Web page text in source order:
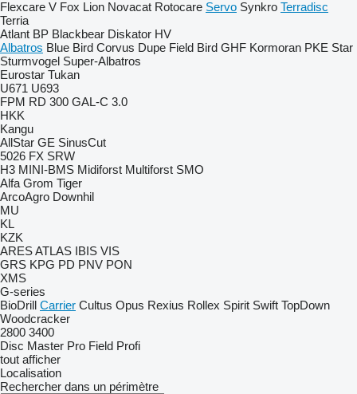
Flexcare V Fox Lion Novacat Rotocare Servo Synkro Terradisc
Terria
Atlant BP Blackbear Diskator HV
Albatros Blue Bird Corvus Dupe Field Bird GHF Kormoran PKE Star
Sturmvogel Super-Albatros
Eurostar Tukan
U671 U693
FPM RD 300 GAL-C 3.0
HKK
Kangu
AllStar GE SinusCut
5026 FX SRW
H3 MINI-BMS Midiforst Multiforst SMO
Alfa Grom Tiger
ArcoAgro Downhil
MU
KL
KZK
ARESATLAS IBIS VIS
GRS KPG PD PNV PON
XMS
G-series
BioDrill Carrier Cultus Opus Rexius Rollex Spirit Swift TopDown
Woodcracker
2800 3400
Disc Master Pro Field Profi
tout afficher
Localisation
Rechercher dans un périmètre